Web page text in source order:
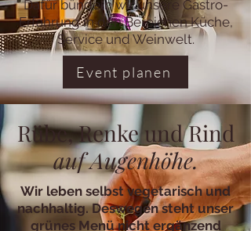
Dafür bündeln wir unsere Gastro-
Erfahrung in den Bereichen Küche,
Service und Weinwelt.
Event planen
Rübe, Renke und Rind
auf Augenhöhe.
Wir leben selbst vegetarisch und
nachhaltig. Deswegen steht unser
grünes Menü nicht ergänzend